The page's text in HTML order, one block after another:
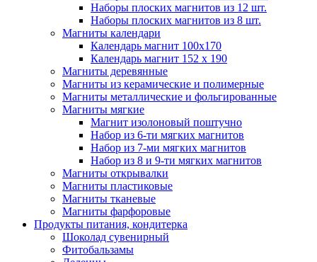
Наборы плоских магнитов из 12 шт.
Наборы плоских магнитов из 8 шт.
Магниты календари
Календарь магнит 100x170
Календарь магнит 152 х 190
Магниты деревянные
Магниты из керамические и полимерные
Магниты металлические и фольгированные
Магниты мягкие
Магнит изолоновый поштучно
Набор из 6-ти мягких магнитов
Набор из 7-ми мягких магнитов
Набор из 8 и 9-ти мягких магнитов
Магниты открывалки
Магниты пластиковые
Магниты тканевые
Магниты фарфоровые
Продукты питания, кондитерка
Шоколад сувенирный
Фитобальзамы